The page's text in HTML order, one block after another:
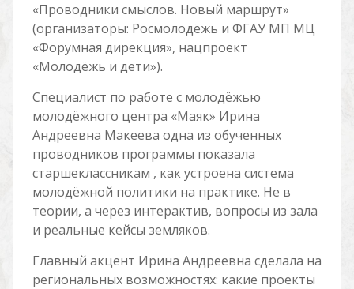
«Проводники смыслов. Новый маршрут»
(организаторы: Росмолодёжь и ФГАУ МП МЦ
«Форумная дирекция», нацпроект
«Молодёжь и дети»).
Специалист по работе с молодёжью
молодёжного центра «Маяк» Ирина
Андреевна Макеева одна из обученных
проводников программы показала
старшеклассникам , как устроена система
молодёжной политики на практике. Не в
теории, а через интерактив, вопросы из зала
и реальные кейсы земляков.
Главный акцент Ирина Андреевна сделала на
региональных возможностях: какие проекты